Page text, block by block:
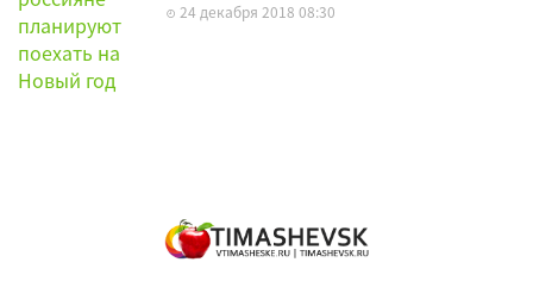
24 декабря 2018 08:30